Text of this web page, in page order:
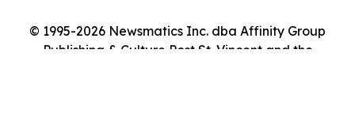
© 1995-2026 Newsmatics Inc. dba Affinity Group
Publishing & Culture Post St. Vincent and the